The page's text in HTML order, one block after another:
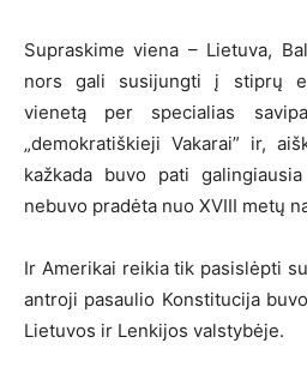
Supraskime viena – Lietuva,
nors gali susijungti į stiprų
vienetą per specialias
„demokratiškieji Vakarai” ir,
kažkada buvo pati
nebuvo pradėta nuo XVIII metų
Ir Amerikai reikia tik pasislėpti
antroji pasaulio Konstitucija
Lietuvos ir Lenkijos valstybėje.